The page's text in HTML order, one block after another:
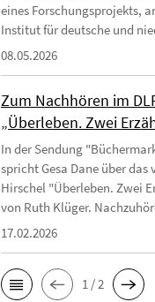
eines Forschungsprojekts,
Institut für deutsche und
08.05.2026
Zum Nachhören im
„Überleben. Zwei
In der Sendung
spricht Gesa Dane über
Hirschel "Überleben. Zwei
von Ruth Klüger.
17.02.2026
1 / 2